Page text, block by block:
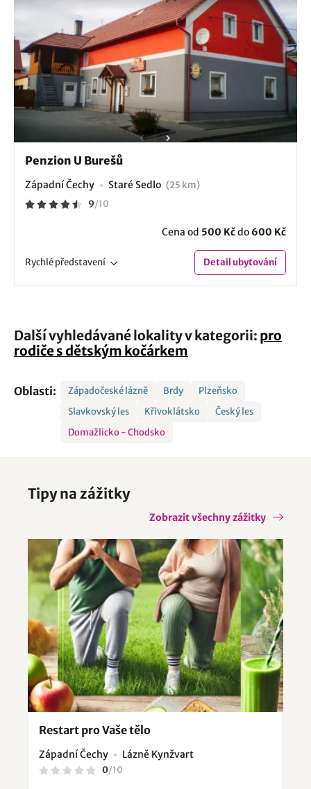
Penzion U Burešů
Západní Čechy Staré Sedlo (25 km)
9/10
Cena od 500 Kčdo 600 Kč
Rychlépředstavení Detailubytování
Další vyhledávané lokality v kategorii: pro
rodiče s dětským kočárkem
Oblasti: Západočeské lázně Brdy
Plzeňsko
Slavkovský les
Křivoklátsko
Český les
Domažlicko - Chodsko
Tipy na zážitky
Zobrazit všechny zážitky
Restart pro Vaše tělo
Západní Čechy Lázně Kynžvart
0/10